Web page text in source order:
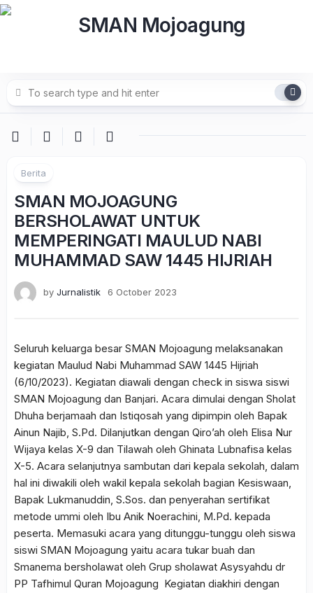
Skip
Berita
SMAN MOJOAGUNG
BERSHOLAWAT UNTUK
MEMPERINGATI MAULUD NABI
MUHAMMAD SAW 1445 HIJRIAH
by Jurnalistik 6 October 2023
Seluruh keluarga besar SMAN Mojoagung melaksanakan
kegiatan Maulud Nabi Muhammad SAW 1445 Hijriah
(6/10/2023). Kegiatan diawali dengan check in siswa siswi
SMAN Mojoagung dan Banjari. Acara dimulai dengan Sholat
Dhuha berjamaah dan Istiqosah yang dipimpin oleh Bapak
Ainun Najib, S.Pd. Dilanjutkan dengan Qiro’ah oleh Elisa Nur
Wijaya kelas X-9 dan Tilawah oleh Ghinata Lubnafisa kelas
X-5. Acara selanjutnya sambutan dari kepala sekolah, dalam
hal ini diwakili oleh wakil kepala sekolah bagian Kesiswaan,
Bapak Lukmanuddin, S.Sos. dan penyerahan sertifikat
metode ummi oleh Ibu Anik Noerachini, M.Pd. kepada
peserta. Memasuki acara yang ditunggu-tunggu oleh siswa
siswi SMAN Mojoagung yaitu acara tukar buah dan
Smanema bersholawat oleh Grup sholawat Asysyahdu dr
PP Tafhimul Quran Mojoagung Kegiatan diakhiri dengan